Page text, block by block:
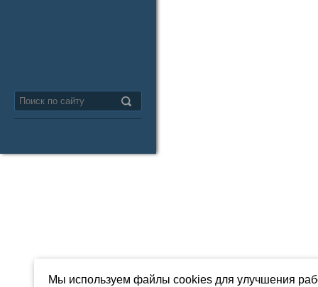
Мы используем файлы cookies для улучшения